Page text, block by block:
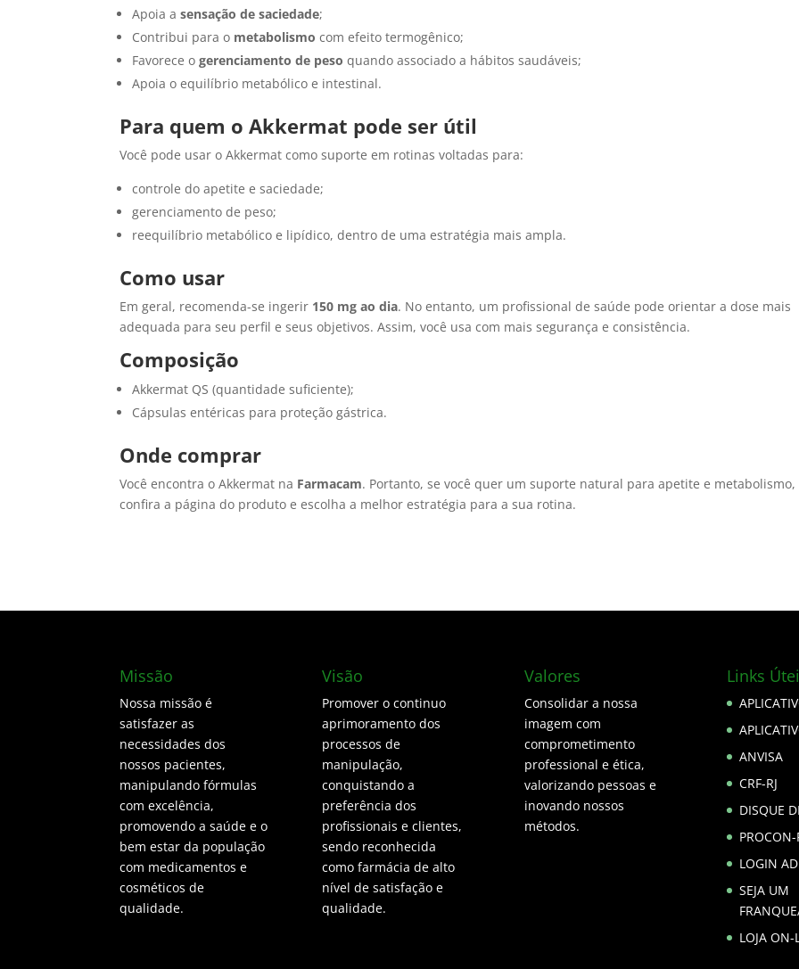
Apoia asensação de saciedade;
Contribui para o metabolismo com efeito termogênico;
Favorece ogerenciamento de peso quando associado a hábitos saudáveis;
Apoia o equilíbrio metabólico e intestinal.
Para quem o Akkermat pode ser útil
Você pode usar o Akkermat como suporte em rotinas voltadas para:
controle do apetite e saciedade;
gerenciamento de peso;
reequilíbrio metabólico e lipídico, dentro de uma estratégia mais ampla.
Como usar
Em geral, recomenda-se ingerir 150 mg ao dia. No entanto, um profissional de saúde pode orientar a dose mais
adequada para seu perfil e seus objetivos. Assim, você usa com mais segurança e consistência.
Composição
Akkermat QS (quantidade suficiente);
Cápsulas entéricas para proteção gástrica.
Onde comprar
Você encontra o Akkermat na Farmacam. Portanto, se você quer um suporte natural para apetite e metabolismo,
confira a página do produto e escolha a melhor estratégia para a sua rotina.
Missão
Nossa missão é
satisfazer as
necessidades dos
nossos pacientes,
manipulando fórmulas
com excelência,
promovendo a saúde e o
bem estar da população
com medicamentos e
cosméticos de
qualidade.
Visão
Promover o continuo
aprimoramento dos
processos de
manipulação,
conquistando a
preferência dos
profissionais e clientes,
sendo reconhecida
como farmácia de alto
nível de satisfação e
qualidade.
Valores
Consolidar a nossa
imagem com
comprometimento
professional e ética,
valorizando pessoas e
inovando nossos
métodos.
Links
ANVISA
CRF-RJ
DISQUE
PROCON-
LOGIN
SEJA UM
LOJA ON-